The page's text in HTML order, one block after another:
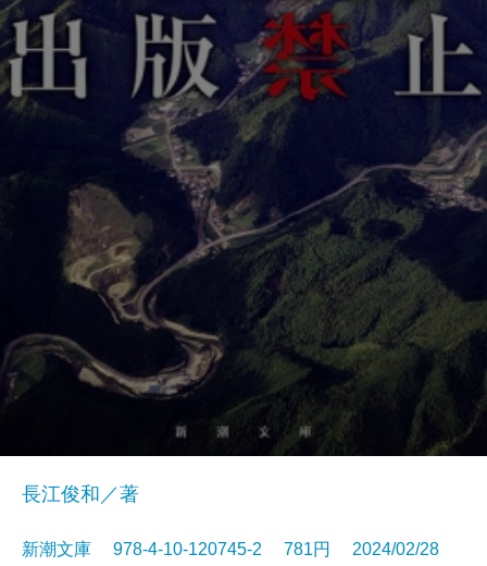
長江俊和／著
新潮文庫 978-4-10-120745-2 781円 2024/02/28